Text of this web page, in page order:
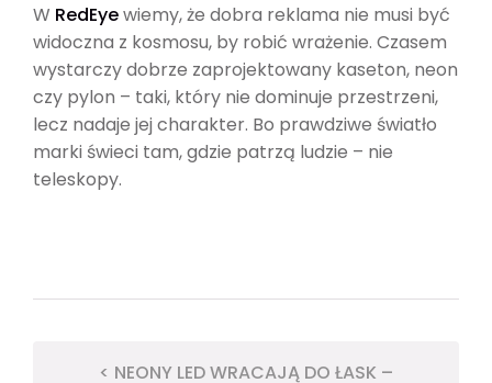
W RedEyewiemy, że dobra reklama nie musi być
widoczna z kosmosu, by robić wrażenie. Czasem
wystarczy dobrze zaprojektowany kaseton, neon
czy pylon – taki, który nie dominuje przestrzeni,
lecz nadaje jej charakter. Bo prawdziwe światło
marki świeci tam, gdzie patrzą ludzie – nie
teleskopy.
< NEONY LED WRACAJĄ DO ŁASK –